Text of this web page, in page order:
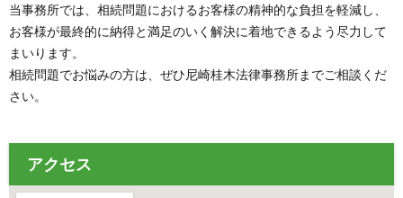
当事務所では、相続問題におけるお客様の精神的な負担を軽減し、
お客様が最終的に納得と満足のいく解決に着地できるよう尽力して
まいります。
相続問題でお悩みの方は、ぜひ尼崎桂木法律事務所までご相談くだ
さい。
アクセス